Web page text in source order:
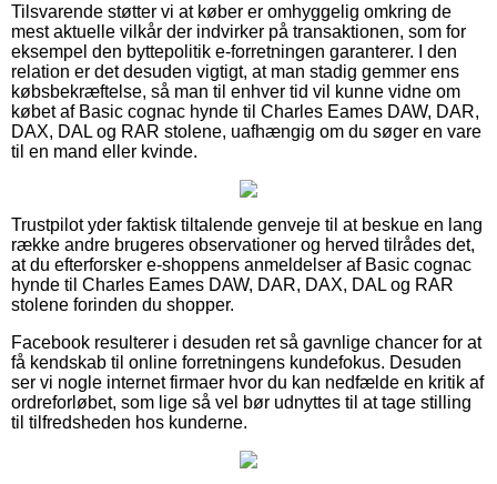
Tilsvarende støtter vi at køber er omhyggelig omkring de
mest aktuelle vilkår der indvirker på transaktionen, som for
eksempel den byttepolitik e-forretningen garanterer. I den
relation er det desuden vigtigt, at man stadig gemmer ens
købsbekræftelse, så man til enhver tid vil kunne vidne om
købet af Basic cognac hynde til Charles Eames DAW, DAR,
DAX, DAL og RAR stolene, uafhængig om du søger en vare
til en mand eller kvinde.
Trustpilot yder faktisk tiltalende genveje til at beskue en lang
række andre brugeres observationer og herved tilrådes det,
at du efterforsker e-shoppens anmeldelser af Basic cognac
hynde til Charles Eames DAW, DAR, DAX, DAL og RAR
stolene forinden du shopper.
Facebook resulterer i desuden ret så gavnlige chancer for at
få kendskab til online forretningens kundefokus. Desuden
ser vi nogle internet firmaer hvor du kan nedfælde en kritik af
ordreforløbet, som lige så vel bør udnyttes til at tage stilling
til tilfredsheden hos kunderne.